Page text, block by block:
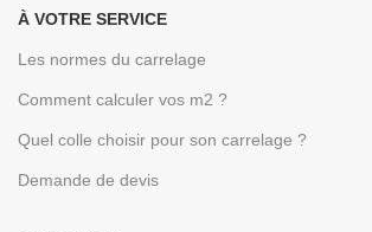
À VOTRE SERVICE
Les normes du carrelage
Comment calculer vos m2 ?
Quel colle choisir pour son carrelage ?
Demande de devis